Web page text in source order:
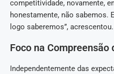
competitividade, novamente,
honestamente, não sabemos.
logo saberemos”, acrescentou.
Foco na Compreensão
Independentemente das